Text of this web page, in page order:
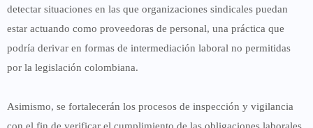
detectar situaciones en las que organizaciones sindicales puedan
estar actuando como proveedoras de personal, una práctica que
podría derivar en formas de intermediación laboral no permitidas
por la legislación colombiana.
Asimismo, se fortalecerán los procesos de inspección y vigilancia
con el fin de verificar el cumplimiento de las obligaciones laborales